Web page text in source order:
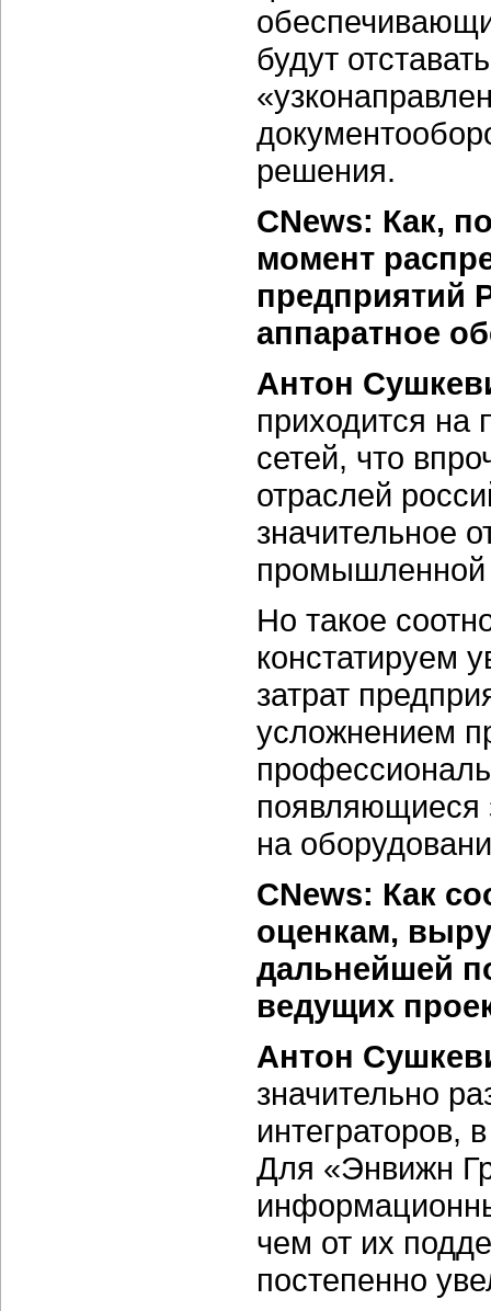
будут
решения.
CNews: Как,
момент
предприятий
аппаратное
Антон
приходится на
сетей, что
отраслей
значительное
промышленной
Но такое
констатируем
затрат
усложнением
появляющиеся
на
CNews: Как
оценкам,
дальнейшей
ведущих
Антон
значительно
интеграторов,
Для «Энвижн
чем от их
постепенно